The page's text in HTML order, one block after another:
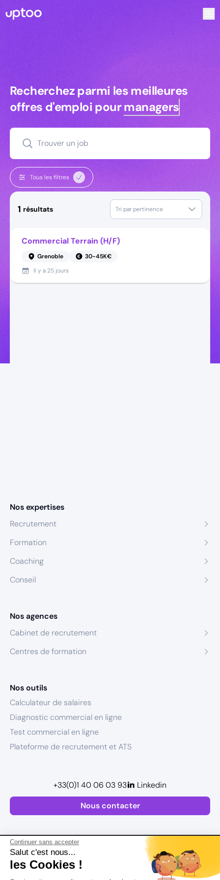
Continuer sans accepter
Salut c'est nous...
les Cookies !
Recherchez parmi les meilleures
Recherchez parmi les meilleures
offres d'emploi pourmanagers
Trouver un job
Tous les filtres
1 résultats Tri par pertinence
Commercial Terrain (H/F)
Grenoble
30-45K€
Il y a 25 jours
Nos expertises
Recrutement
Formation
Coaching
Conseil
Nos agences
Cabinet de recrutement
Centres de formation
Nos outils
Calculateur de salaires
Diagnostic commercial en ligne
Test commercial en ligne
Plateforme de recrutement et ATS
Nous contacter
+33(0)1 40 06 03 93 Linkedin